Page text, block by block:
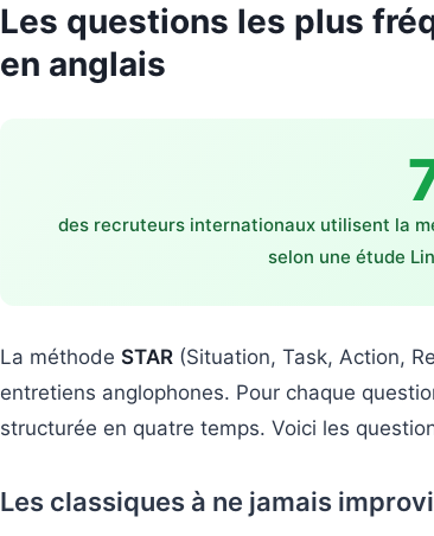
Les questions les plus
en anglais
des recruteurs internationaux utilisent la
selon une étude
La méthode STAR (Situation, Task, Action,
entretiens anglophones. Pour chaque
structurée en quatre temps. Voici les
Les classiques à ne jamais